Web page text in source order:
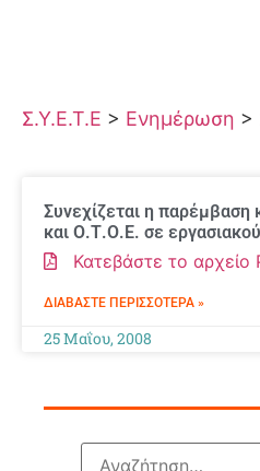
Σ.Υ.Ε.Τ.Ε > Ενημέρωση >
Συνεχίζεται η
και Ο.Τ.Ο.Ε. σε
Κατεβάστε το αρχείο
ΔΙΑΒΆΣΤΕ ΠΕΡΙΣΣΌΤΕΡΑ »
25 Μαΐου, 2008